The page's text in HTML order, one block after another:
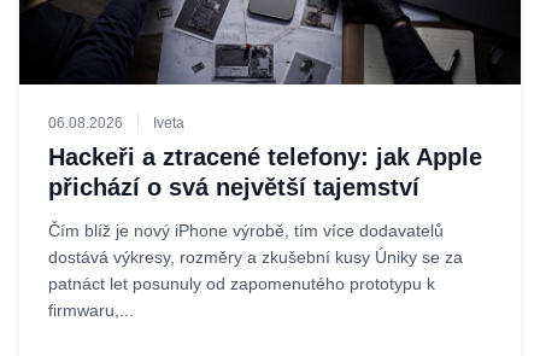
06.08.2026 Iveta
Hackeři a ztracené telefony: jak Apple
přichází o svá největší tajemství
Čím blíž je nový iPhone výrobě, tím více dodavatelů
dostává výkresy, rozměry a zkušební kusy Úniky se za
patnáct let posunuly od zapomenutého prototypu k
firmwaru,...